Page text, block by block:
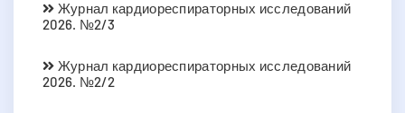
Журнал кардиореспираторных исследований
2026. №2/3
Журнал кардиореспираторных исследований
2026. №2/2